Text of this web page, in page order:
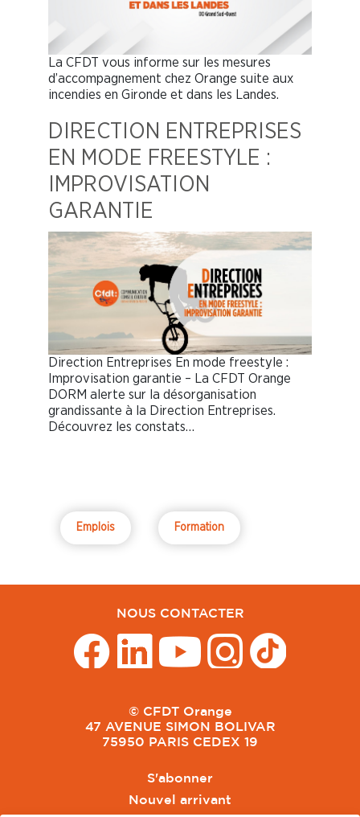
La CFDT vous informe sur les mesures
d’accompagnement chez Orange suite aux
incendies en Gironde et dans les Landes.
DIRECTION ENTREPRISES
EN MODE FREESTYLE :
IMPROVISATION
GARANTIE
Direction Entreprises En mode freestyle :
Improvisation garantie – La CFDT Orange
DORM alerte sur la désorganisation
grandissante à la Direction Entreprises.
Découvrez les constats…
Emplois Formation
NOUS CONTACTER
© CFDT Orange
47 AVENUE SIMON BOLIVAR
75950 PARIS CEDEX 19
S'abonner
Nouvel arrivant